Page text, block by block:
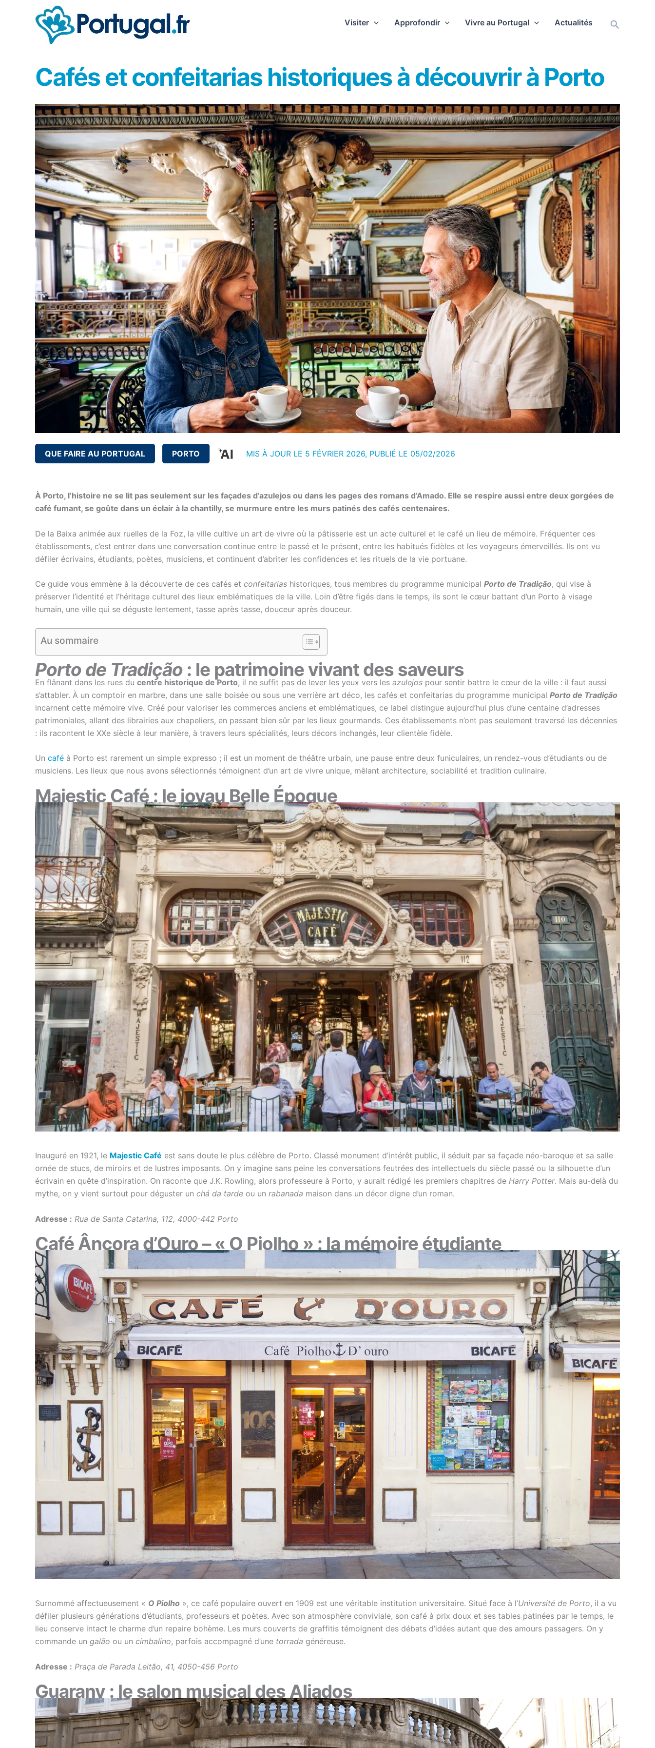
Visiter Approfondir Vivre au Portugal Actualités
Cafés et confeitarias historiques à découvrir à Porto
QUE FAIRE AU PORTUGAL PORTO MIS À JOUR LE 5 FÉVRIER 2026, PUBLIÉ LE 05/02/2026
À Porto, l’histoire ne se lit pas seulement sur les façades d’azulejos ou dans les pages des romans d’Amado. Elle se respire aussi entre deux gorgées de
café fumant, se goûte dans un éclair à la chantilly, se murmure entre les murs patinés des cafés centenaires.
De la Baixa animée aux ruelles de la Foz, la ville cultive un art de vivre où la pâtisserie est un acte culturel et le café un lieu de mémoire. Fréquenter ces
établissements, c’est entrer dans une conversation continue entre le passé et le présent, entre les habitués fidèles et les voyageurs émerveillés. Ils ont vu
défiler écrivains, étudiants, poètes, musiciens, et continuent d’abriter les confidences et les rituels de la vie portuane.
Ce guide vous emmène à la découverte de ces cafés et confeitarias historiques, tous membres du programme municipal Porto de Tradição, qui vise à
préserver l’identité et l’héritage culturel des lieux emblématiques de la ville. Loin d’être figés dans le temps, ils sont le cœur battant d’un Porto à visage
humain, une ville qui se déguste lentement, tasse après tasse, douceur après douceur.
Au sommaire
Porto de Tradição : le patrimoine vivant des saveurs
En flânant dans les rues du centre historique de Porto, il ne suffit pas de lever les yeux vers les azulejos pour sentir battre le cœur de la ville : il faut aussi
s’attabler. À un comptoir en marbre, dans une salle boisée ou sous une verrière art déco, les cafés et confeitarias du programme municipal Porto de Tradição
incarnent cette mémoire vive. Créé pour valoriser les commerces anciens et emblématiques, ce label distingue aujourd’hui plus d’une centaine d’adresses
patrimoniales, allant des librairies aux chapeliers, en passant bien sûr par les lieux gourmands. Ces établissements n’ont pas seulement traversé les décennies
: ils racontent le XXe siècle à leur manière, à travers leurs spécialités, leurs décors inchangés, leur clientèle fidèle.
Un café à Porto est rarement un simple expresso ; il est un moment de théâtre urbain, une pause entre deux funiculaires, un rendez-vous d’étudiants ou de
musiciens. Les lieux que nous avons sélectionnés témoignent d’un art de vivre unique, mêlant architecture, sociabilité et tradition culinaire.
Majestic Café : le joyau Belle Époque
Inauguré en 1921, le Majestic Café est sans doute le plus célèbre de Porto. Classé monument d’intérêt public, il séduit par sa façade néo-baroque et sa salle
ornée de stucs, de miroirs et de lustres imposants. On y imagine sans peine les conversations feutrées des intellectuels du siècle passé ou la silhouette d’un
écrivain en quête d’inspiration. On raconte que J.K. Rowling, alors professeure à Porto, y aurait rédigé les premiers chapitres de Harry Potter. Mais au-delà du
mythe, on y vient surtout pour déguster un chá da tarde ou un rabanada maison dans un décor digne d’un roman.
Adresse : Rua de Santa Catarina, 112, 4000-442 Porto
Café Âncora d’Ouro – « O Piolho » : la mémoire étudiante
Surnommé affectueusement « O Piolho », ce café populaire ouvert en 1909 est une véritable institution universitaire. Situé face à l’Université de Porto, il a vu
défiler plusieurs générations d’étudiants, professeurs et poètes. Avec son atmosphère conviviale, son café à prix doux et ses tables patinées par le temps, le
lieu conserve intact le charme d’un repaire bohème. Les murs couverts de graffitis témoignent des débats d’idées autant que des amours passagers. On y
commande un galão ou un cimbalino, parfois accompagné d’une torrada généreuse.
Adresse : Praça de Parada Leitão, 41, 4050-456 Porto
Guarany : le salon musical des Aliados